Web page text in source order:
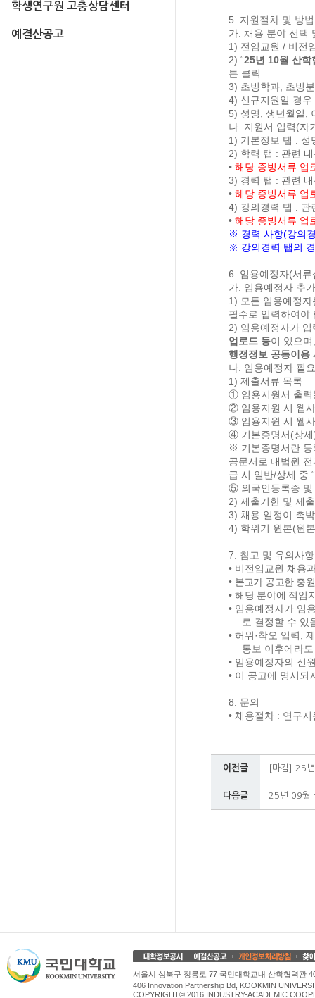
학생연구원 고충상담센터
예결산공고
5. 지원절차 및 방
가 채용 분야 선택
1) 전임교원 / 비전
2) “25년 10월 산학
튼 클릭
3) 초빙학과 초빙
4) 신규지원일 경우
5) 성명 생년월일
나 지원서 입력(자
1) 기본정보 탭 : 성
2) 학력 탭 : 관련
• 해당 증빙서류 업
3) 경력 탭 : 관련
• 해당 증빙서류 업
4) 강의경력 탭 : 관
• 해당 증빙서류 업
※ 경력 사항(강의
※ 강의경력 탭의
6. 임용예정자(서류
가 임용예정자 추
1) 모든 임용예정
필수로 입력하여야
2) 임용예정자가
업로드 등이 있으며
행정정보 공동이용
나 임용예정자 필
1) 제출서류 목록
① 임용지원서 출력
② 임용지원 시 웹
③ 임용지원 시 웹
④ 기본증명서(상세
※ 기본증명서란
공문서로 대법원
급 시 일반/상세 중 “
⑤ 외국인등록증
2) 제출기한 및 제
3) 채용 일정이 촉
4) 학위기 원본(원
7. 참고 및 유의사항
• 비전임교원 채용
• 본교가 공고한 충
• 해당 분야에 적임
• 임용예정자가 임
로 결정할 수 있
• 허위·착오 입력
통보 이후에라
• 임용예정자의 신
• 이 공고에 명시되
8. 문의
• 채용절차 : 연구
이전글 [마감] 25
다음글 25년 09월
서울시 성북구 정릉로 77 국민대학교내 산학협력관
406 Innovation Partnership Bd, KOOKMIN
COPYRIGHT© 2016 INDUSTRY-ACADEMIC